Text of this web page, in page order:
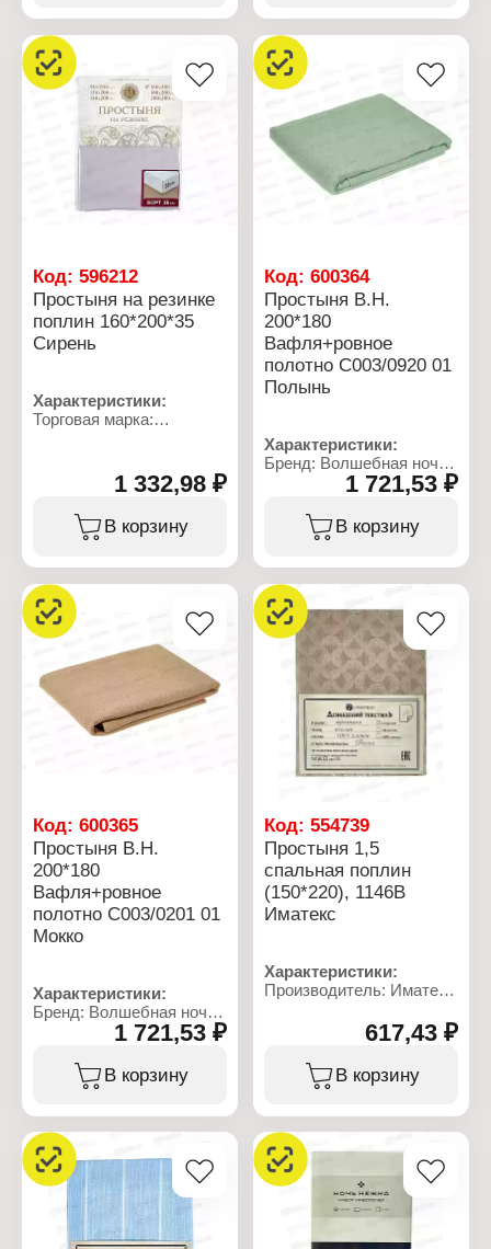
спальная
Плотность ткани: 125 г/
м2
Состав ткани: 100%
Высота бортика: 20 см
Ширина резинки: 1,5 см
Цвет: мокрый асфальт
Материал: перкаль
Состав ткани: 100%
хлопок
Цвет: черный
Плотность ткани: 115 г/
кв.м
Код: 596212
Простыня на резинке
поплин 160*200*35
Сирень
Характеристики:
Торговая марка:
Крепление: на резинке
Цвет: сирень
Размер: 160х200 см
Высота бортов по
Материал: поплин
Состав ткани: 100%
хлопок
Плотность ткани: 115 г/
кв.м
1 332,98 ₽
В корзину
Код:600364
Простыня В.Н.
200*180
Вафля+ровное
полотно С003/0920 01
Полынь
Характеристики:
Бренд: Волшебная ночь
Артикул: 931893
Тип товара: Простыня
Текстура: вафля +
ровное полотно
Размер: 200х180 см
Цвет: полынь
Плотность ткани: 260 г/
1 721,53 ₽
В корзину
Код: 600365
Простыня В.Н.
200*180
Вафля+ровное
полотно С003/0201 01
Мокко
Характеристики:
Бренд: Волшебная ночь
Артикул: 931896
Тип товара: Простыня
Текстура: вафля +
ровное полотно
Размер: 200х180 см
Цвет: мокко
Плотность ткани: 260 г/
1 721,53 ₽
В корзину
Код:554739
Простыня 1,5
спальная поплин
(150*220), 1146В
Иматекс
Характеристики:
Производитель: Иматекс
Тип товара: Простыня
Размер: 150х220 см
Общий размер: 1,5
спальная
Материал: поплин
Состав ткани: 100%
хлопок
Плотность ткани: 105 г/
617,43 ₽
В корзину